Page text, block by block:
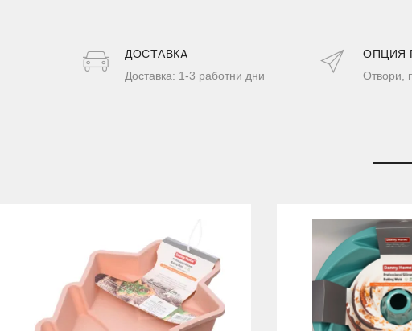
ДОСТАВКA
Доставка: 1-3 работни дни
ОПЦИЯ
Отвори,